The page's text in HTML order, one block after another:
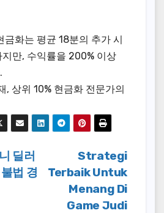
금화는 평균 18분의 추가 시
만, 수익률을 200% 이상
, 상위 10% 현금화 전문가의
Strategi
Terbaik Untuk
Menang Di
Game Judi
딜러
법 경